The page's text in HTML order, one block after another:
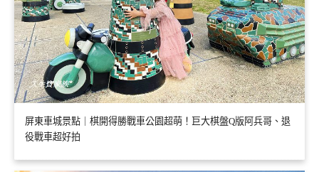
屏東車城景點｜棋開得勝戰車公園超萌！巨大棋盤Q版阿兵哥、退
役戰車超好拍